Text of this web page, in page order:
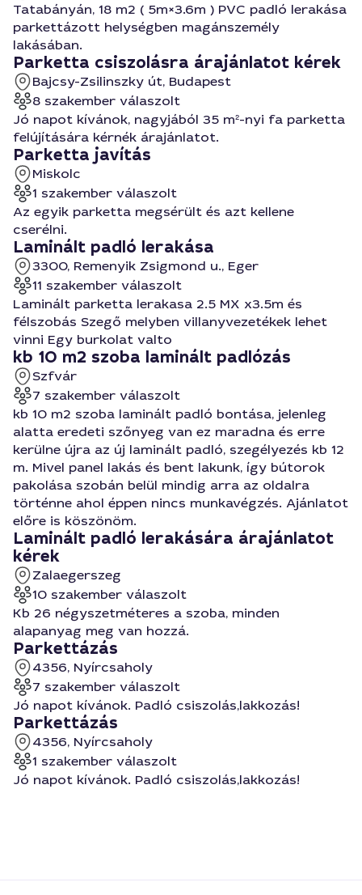
Tatabányán, 18 m2 ( 5m×3.6m ) PVC padló lerakása
parkettázott helységben magánszemély
lakásában.
Parketta csiszolásra árajánlatot kérek
Bajcsy-Zsilinszky út, Budapest
8 szakember válaszolt
Jó napot kívánok, nagyjából 35 m²-nyi fa parketta
felújítására kérnék árajánlatot.
Parketta javítás
Miskolc
1 szakember válaszolt
Az egyik parketta megsérült és azt kellene
cserélni.
Laminált padló lerakása
3300, Remenyik Zsigmond u., Eger
11 szakember válaszolt
Laminált parketta lerakasa 2.5 MX x3.5m és
félszobás Szegő melyben villanyvezetékek lehet
vinni Egy burkolat valto
kb 10 m2 szoba laminált padlózás
Szfvár
7 szakember válaszolt
kb 10 m2 szoba laminált padló bontása, jelenleg
alatta eredeti szőnyeg van ez maradna és erre
kerülne újra az új laminált padló, szegélyezés kb 12
m. Mivel panel lakás és bent lakunk, így bútorok
pakolása szobán belül mindig arra az oldalra
történne ahol éppen nincs munkavégzés. Ajánlatot
előre is köszönöm.
Laminált padló lerakására árajánlatot
kérek
Zalaegerszeg
10 szakember válaszolt
Kb 26 négyszetméteres a szoba, minden
alapanyag meg van hozzá.
Parkettázás
4356, Nyírcsaholy
7 szakember válaszolt
Jó napot kívánok. Padló csiszolás,lakkozás!
Parkettázás
4356, Nyírcsaholy
1 szakember válaszolt
Jó napot kívánok. Padló csiszolás,lakkozás!